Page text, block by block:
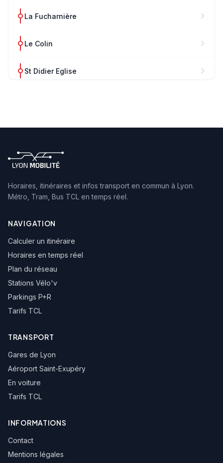
La Fucharnière
Le Colin
St Didier Eglise
Croix des Rameaux
Le Méruzin
St Fortunat
Horaires, itinéraires et infos transport en commun à Lyon.
Métro, Tram, Bus TCL en temps réel.
NAVIGATION
Calculer un itinéraire
Horaires en temps réel
Plan du réseau
Stations Vélo'v
Parkings P+R
Tarifs TCL
TRANSPORT
Gares de Lyon
Aéroport Saint-Exupéry
En voiture
Tarifs TCL
INFORMATIONS
Contact
Mentions légales